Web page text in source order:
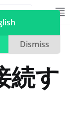
続す
Dismiss